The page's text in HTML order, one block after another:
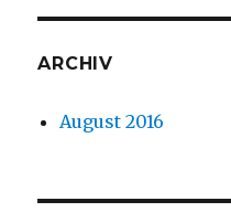
ARCHIV
August 2016